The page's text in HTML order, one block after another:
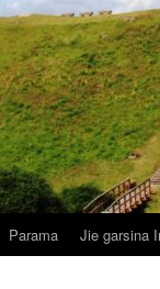
Parama Jie garsina